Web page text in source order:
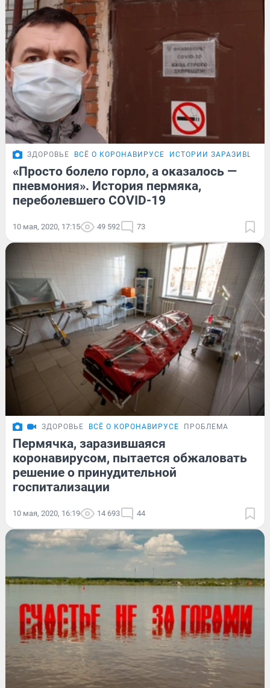
ЗДОРОВЬЕ ВСЁ О КОРОНАВИРУСЕ ИСТОРИИ
«Просто болело горло, а оказалось —
пневмония». История пермяка,
переболевшего COVID-19
10 мая, 2020, 17:15 49 592 73
ЗДОРОВЬЕ ВСЁ О КОРОНАВИРУСЕ ПРОБЛЕМА
Пермячка, заразившаяся
коронавирусом, пытается обжаловать
решение о принудительной
госпитализации
10 мая, 2020, 16:19 14 693 44